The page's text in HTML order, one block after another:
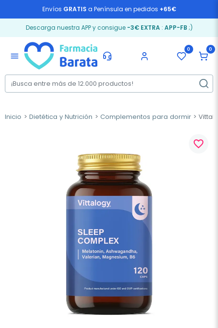
Envíos GRATIS a Península en pedidos +65€
Descarga nuestra APP y consigue -3€ EXTRA: APP-FB ;)
menu
0 0
Inicio Dietética y Nutrición Complementos para dormir
favorite_border